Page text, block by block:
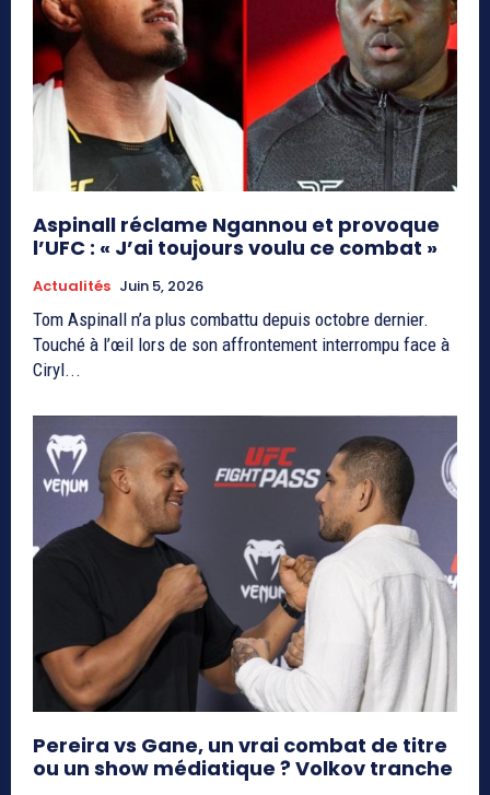
Aspinall réclame Ngannou et provoque
l’UFC : « J’ai toujours voulu ce combat »
Actualités Juin 5, 2026
Tom Aspinall n’a plus combattu depuis octobre dernier.
Touché à l’œil lors de son affrontement interrompu face à
Ciryl...
Pereira vs Gane, un vrai combat de titre
ou un show médiatique ? Volkov tranche